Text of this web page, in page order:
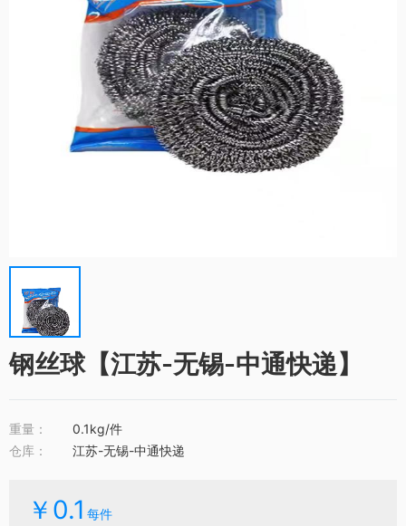
钢丝球【江苏-无锡-中通快递】
重量：
0.1kg/件
仓库：
江苏-无锡-中通快递
￥0.1 每件